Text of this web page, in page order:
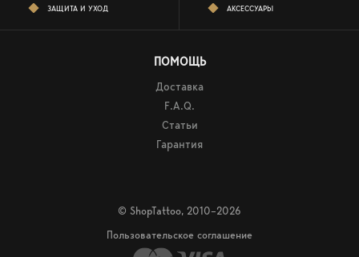
ЗАЩИТА И УХОД АКСЕССУАРЫ
ПОМОЩЬ
Доставка
F.A.Q.
Статьи
Гарантия
© ShopTattoo, 2010–2026
Пользовательское соглашение